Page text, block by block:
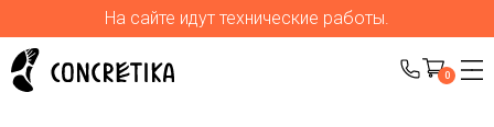
На сайте идут технические работы.
0